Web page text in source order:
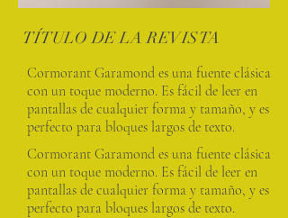
TÍTULO DE LA REVISTA
Cormorant Garamond es una fuente clásica
con un toque moderno. Es fácil de leer en
pantallas de cualquier forma y tamaño, y es
perfecto para bloques largos de texto.
Cormorant Garamond es una fuente clásica
con un toque moderno. Es fácil de leer en
pantallas de cualquier forma y tamaño, y es
perfecto para bloques largos de texto.